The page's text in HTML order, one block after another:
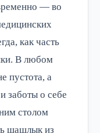
— во
как часть
В любом
пустота, а
заботы о себе
столом
шашлык из